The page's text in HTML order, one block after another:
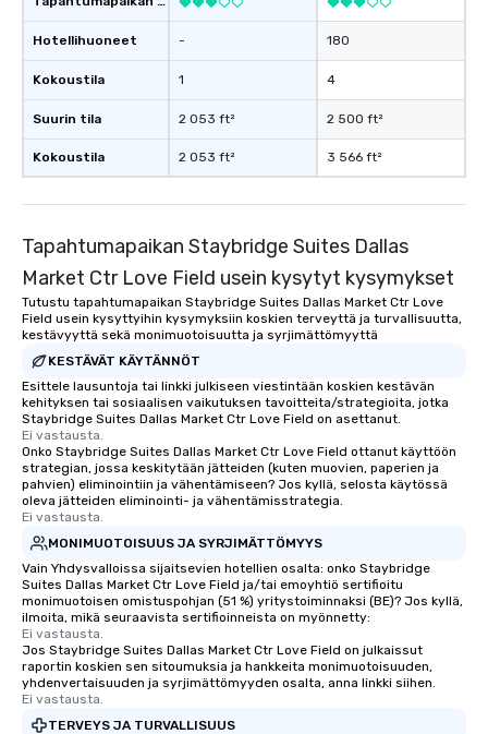
Hotellihuoneet
Kokoustila
Suurin tila
Kokoustila
-
1
2 053 ft²
2 053 ft²
180
4
2 500 ft²
3 566 ft²
Tapahtumapaikan Staybridge Suites Dallas
Market Ctr Love Field usein kysytyt kysymykset
Tutustu tapahtumapaikan Staybridge Suites Dallas Market Ctr Love
Field usein kysyttyihin kysymyksiin koskien terveyttä ja turvallisuutta,
kestävyyttä sekä monimuotoisuutta ja syrjimättömyyttä
KESTÄVÄT KÄYTÄNNÖT
Esittele lausuntoja tai linkki julkiseen viestintään koskien kestävän
kehityksen tai sosiaalisen vaikutuksen tavoitteita/strategioita, jotka
Staybridge Suites Dallas Market Ctr Love Field on asettanut.
Ei vastausta.
Onko Staybridge Suites Dallas Market Ctr Love Field ottanut käyttöön
strategian, jossa keskitytään jätteiden (kuten muovien, paperien ja
pahvien) eliminointiin ja vähentämiseen? Jos kyllä, selosta käytössä
oleva jätteiden eliminointi- ja vähentämisstrategia.
Ei vastausta.
MONIMUOTOISUUS JA SYRJIMÄTTÖMYYS
Vain Yhdysvalloissa sijaitsevien hotellien osalta: onko Staybridge
Suites Dallas Market Ctr Love Field ja/tai emoyhtiö sertifioitu
monimuotoisen omistuspohjan (51 %) yritystoiminnaksi (BE)? Jos kyllä,
ilmoita, mikä seuraavista sertifioinneista on myönnetty:
Ei vastausta.
Jos Staybridge Suites Dallas Market Ctr Love Field on julkaissut
raportin koskien sen sitoumuksia ja hankkeita monimuotoisuuden,
yhdenvertaisuuden ja syrjimättömyyden osalta, anna linkki siihen.
Ei vastausta.
TERVEYS JA TURVALLISUUS